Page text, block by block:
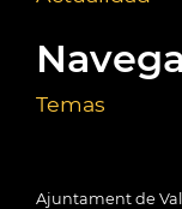
Temas
Ajuntament de